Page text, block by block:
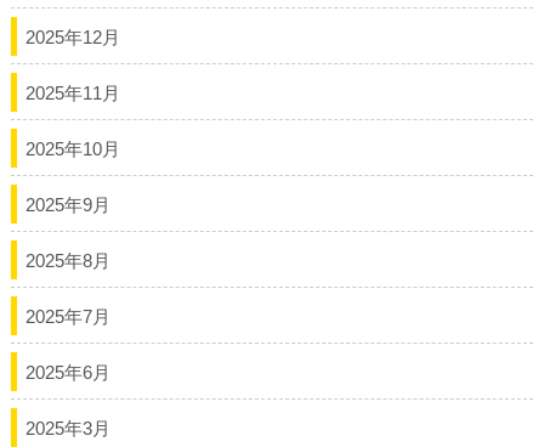
2025年12月
2025年11月
2025年10月
2025年9月
2025年8月
2025年7月
2025年6月
2025年3月